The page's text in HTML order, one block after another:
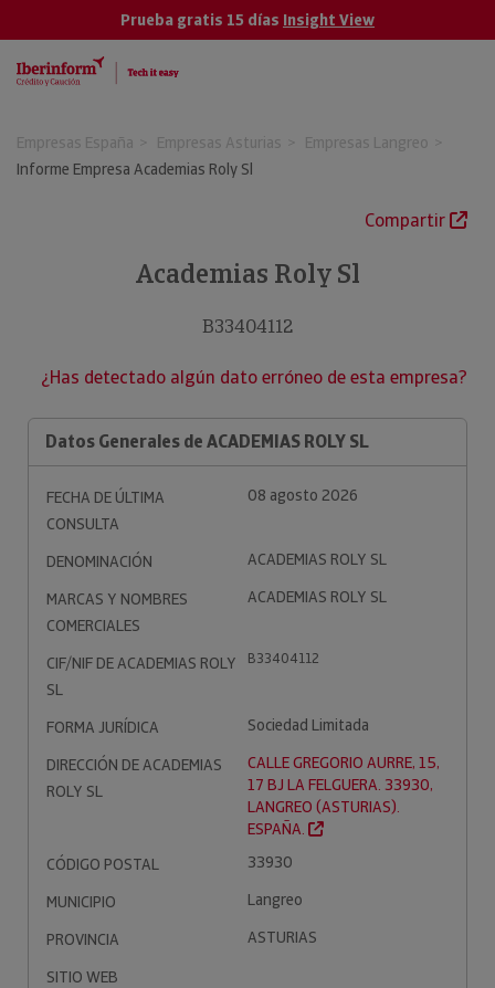
Prueba gratis 15 días Insight View
Empresas España Empresas Asturias
Empresas Langreo
Informe Empresa Academias Roly Sl
Compartir
Academias Roly Sl
B33404112
¿Has detectado algún dato erróneo de esta empresa?
Datos Generales de ACADEMIAS ROLY SL
FECHA DE ÚLTIMA
CONSULTA
08 agosto 2026
DENOMINACIÓN
ACADEMIAS ROLY SL
MARCAS Y NOMBRES
COMERCIALES
ACADEMIAS ROLY SL
CIF/NIF DE ACADEMIAS ROLY
SL
B33404112
FORMA JURÍDICA
Sociedad Limitada
DIRECCIÓN DE ACADEMIAS
ROLY SL
CALLE GREGORIO AURRE, 15,
17 BJ LA FELGUERA. 33930,
LANGREO (ASTURIAS).
ESPAÑA.
CÓDIGO POSTAL
33930
MUNICIPIO
Langreo
PROVINCIA
ASTURIAS
SITIO WEB